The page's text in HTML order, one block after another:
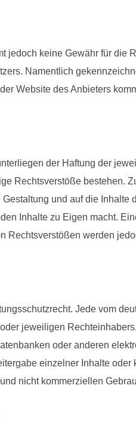
jedoch keine Gewähr für die
Namentlich
Website des Anbieters
der Haftung der
Rechtsverstöße bestehen.
und auf die Inhalte
Inhalte zu Eigen macht.
Rechtsverstößen werden
Jede vom
jeweiligen
oder anderen
einzelner Inhalte oder
nicht kommerziellen